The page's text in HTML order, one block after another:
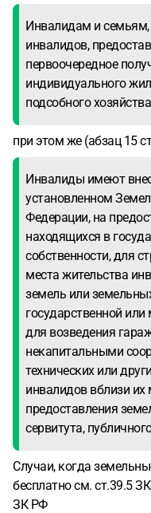
Инвалидам и
инвалидов,
первоочередное
индивидуального
подсобного
при этом же (абзац 15
Инвалиды имеют
установленном
Федерации, на
находящихся в
собственности, для
места жительства
земель или
государственной
для возведения
некапитальными
технических или
инвалидов вблизи их
предоставления
сервитута,
Случаи, когда
бесплатно см. ст.39.5
ЗК РФ